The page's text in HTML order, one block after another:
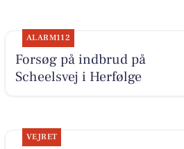
ALARM112
Forsøg på indbrud på
Scheelsvej i Herfølge
VEJRET